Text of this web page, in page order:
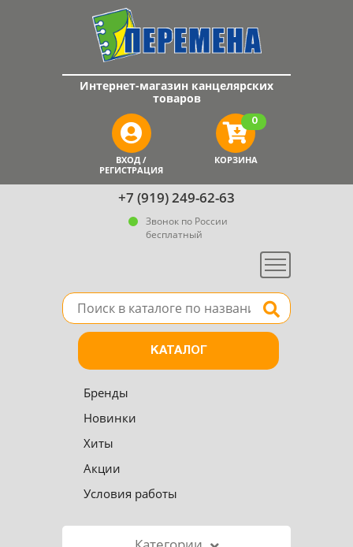
+7 (919) 249-62-63
Звонок по России
бесплатный
Меню
Интернет-магазин канцелярских
товаров
ВХОД /
РЕГИСТРАЦИЯ
КОРЗИНА
0
Поле для поиска товара в каталоге Найти
КАТАЛОГ
Бренды
Новинки
Хиты
Акции
Условия работы